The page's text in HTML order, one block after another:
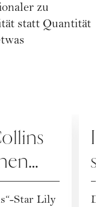
zu
statt Quantität
Star Lily